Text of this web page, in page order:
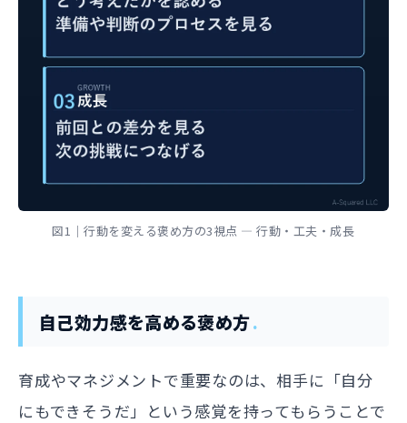
図1｜行動を変える褒め方の3視点 — 行動・工夫・成長
自己効力感を高める褒め方
育成やマネジメントで重要なのは、相手に「自分
にもできそうだ」という感覚を持ってもらうことで